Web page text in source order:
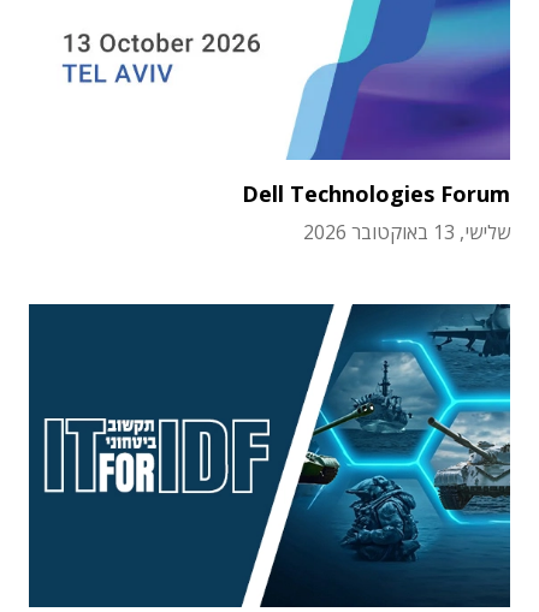
Dell Technologies Forum
שלישי, 13 באוקטובר 2026